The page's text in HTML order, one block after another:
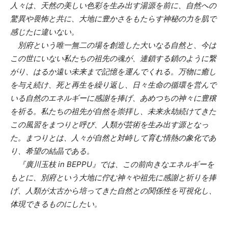
人々は、天然の美しい色彩を生み出す湯源を前に、自然への
驚異や畏怖と共に、大地に豊かさをもたらす神秘の力を肌で
感じたに違いない。
別府という唯一無二の場を創造した大いなる自然と、今は
この世にいない私たちの祖先の魂が、連鎖する鎖のように繋
がり、はるか遠い未来まで記憶を運んでくれる。万物に癒し
を与え続け、死と再生を繰り返し、日々生命の循環を営んで
いる自然のエネルギーに感謝を捧げ、あめつちの神々に豊穣
を祈る。私たちの祖先が自然を崇拝し、未来永劫続けてきた
この風習をまつりと呼び、人類が芸術を生み出す源となっ
た。まつりとは、人々が自然と対峙して育む情熱の象化であ
り、希望の結晶である。
『廣川玉枝 in BEPPU』では、この前向きなエネルギーを
もとに、別府という大地に佇む神々や祖先に感謝と祈りを捧
げ、人類が太古から培ってきた自然との関係性を可視化し、
体現できるものにしたい。